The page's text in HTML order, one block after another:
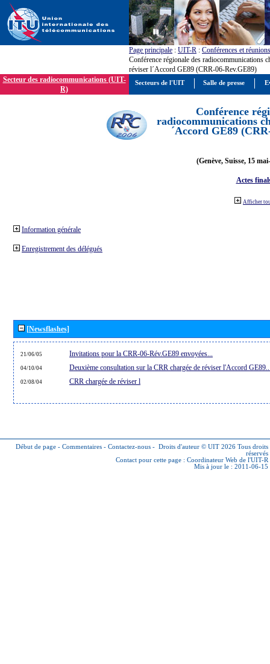
Page principale : UIT-R : Conférences et réunions
Conférence régionale des radiocommunications
réviser l´Accord GE89 (CRR-06-Rev.GE89)
Secteur des radiocommunications (UIT-
R)
Conférence
radiocommunications
´Accord GE89
(Genève, Suisse, 15
Actes
Afficher
Information générale
Enregistrement des délégués
[Newsflashes]
21/06/05 Invitations pour la CRR-06-Rév.GE89 envoyées...
04/10/04 Deuxième consultation sur la CRR chargée de réviser l'Accord
02/08/04 CRR chargée de réviser l
Début de page - Commentaires - Contactez-nous - Droits d'auteur © UIT 2026 Tous droits
réservés
Contact pour cette page : Coordinateur Web de l'UIT-R
Mis à jour le : 2011-06-15
Secteurs de l'UIT Salle de presse